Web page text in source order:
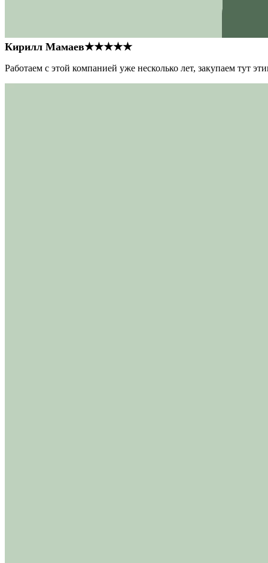
Кирилл Мамаев★★★★★
Работаем с этой компанией уже несколько лет, закупаем тут